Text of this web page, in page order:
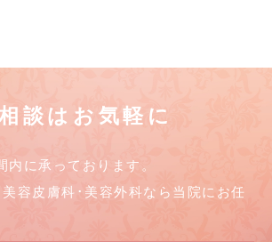
談はお気軽に
内に承っております。
容皮膚科･美容外科なら当院にお任